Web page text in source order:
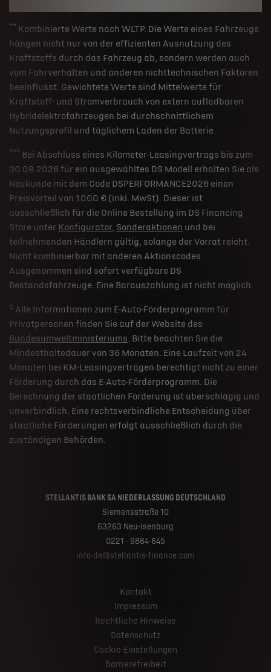
** Kombinierte Werte nach WLTP. Die Werte eines Fahrzeugs
hängen nicht nur von der effizienten Ausnutzung des
Kraftstoffs durch das Fahrzeug ab, sondern werden auch
vom Fahrverhalten und anderen nichttechnischen Faktoren
beeinflusst. Gewichtete Werte sind Mittelwerte für
Kraftstoff- und Stromverbrauch von extern aufladbaren
Hybridelektrofahrzeugen bei durchschnittlichem
Nutzungsprofil und täglichem Laden der Batterie.
*** Bei Abschluss eines Kilometer-Leasingvertrags bis zum
30.09.2026 für ein ausgewähltes DS Modell erhalten Sie als
Neukunde mit dem Code DSPERFORMANCE2026 einen
Preisvorteil von 1.000 € (inkl. MwSt). Dieser ist
ausschließlich für die Online Bestellung im DS Financing
Store unter Konfigurator, Sonderaktionen und bei
teilnehmenden Händlern gültig, solange der Vorrat reicht.
Nicht kombinierbar mit anderen Aktionscodes.
Ausgenommen sind sofort verfügbare DS
Bestandsfahrzeuge. Eine Barauszahlung ist nicht möglich.
c Alle Informationen zum E-Auto-Förderprogramm für
Privatpersonen finden Sie auf der Website des
Bundesumweltministeriums. Bitte beachten Sie die
Mindesthaltedauer von 36 Monaten. Eine Laufzeit von 24
Monaten bei KM-Leasingverträgen berechtigt nicht zu einer
Förderung durch das E-Auto-Förderprogramm. Die
Berechnung der staatlichen Förderung ist überschlägig und
unverbindlich. Eine rechtsverbindliche Entscheidung über
staatliche Förderungen erfolgt ausschließlich durch die
zuständigen Behörden.
STELLANTIS BANK SA NIEDERLASSUNG DEUTSCHLAND
Siemensstraße 10
63263 Neu-Isenburg
0221 - 9864-645
info-de@stellantis-finance.com
Kontakt
Impressum
Rechtliche Hinweise
Datenschutz
Cookie-Einstellungen
Barrierefreiheit